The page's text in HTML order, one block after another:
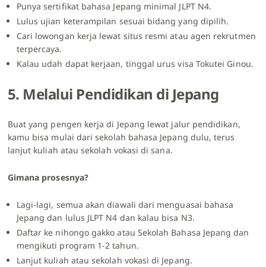
Punya sertifikat bahasa Jepang minimal JLPT N4.
Lulus ujian keterampilan sesuai bidang yang dipilih.
Cari lowongan kerja lewat situs resmi atau agen rekrutmen
terpercaya.
Kalau udah dapat kerjaan, tinggal urus visa Tokutei Ginou.
5. Melalui Pendidikan di Jepang
Buat yang pengen kerja di Jepang lewat jalur pendidikan,
kamu bisa mulai dari sekolah bahasa Jepang dulu, terus
lanjut kuliah atau sekolah vokasi di sana.
Gimana prosesnya?
Lagi-lagi, semua akan diawali dari menguasai bahasa
Jepang dan lulus JLPT N4 dan kalau bisa N3.
Daftar ke nihongo gakko atau Sekolah Bahasa Jepang dan
mengikuti program 1-2 tahun.
Lanjut kuliah atau sekolah vokasi di Jepang.